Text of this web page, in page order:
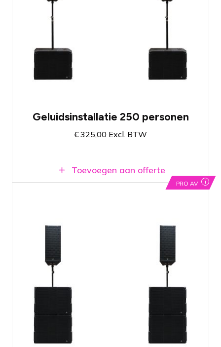
dubbel 10" topspeakers en twee
inbegrepen
Professioneel systeem met fantastisch
Geluidsinstallatie 250 personen
€ 325,00 Excl. BTW
Toevoegen aan offerte
PRO AV i
Pro user geluidssysteem met twee
19" subwoofers
Ingebouwde versterkers, kabels
inbegrepen
weergave van geluid en krachtige
basklanken